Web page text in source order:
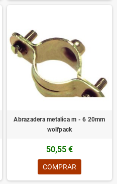
Abrazadera metalica m - 6 20mm
wolfpack
50,55 €
COMPRAR